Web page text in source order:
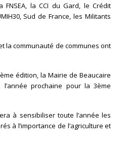
la CCI du Gard, le Crédit
Sud de France, les Militants
la communauté de communes ont
édition, la Mairie de Beaucaire
prochaine pour la 3ème
à sensibiliser toute l’année les
à l’importance de l’agriculture et